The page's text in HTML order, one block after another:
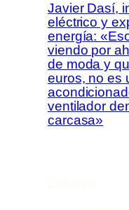
Javier Dasí,
eléctrico y
energía:
viendo por
de moda y
euros, no es
ventilador
carcasa»